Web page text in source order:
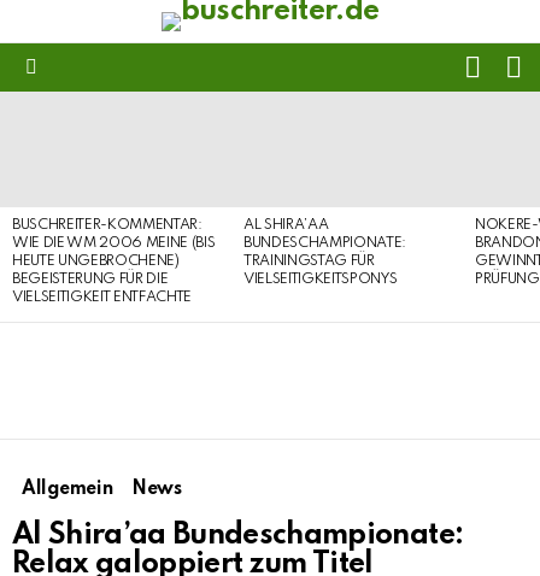
BUSCHREITER-KOMMENTAR:
WIE DIE WM 2006 MEINE (BIS
HEUTE UNGEBROCHENE)
BEGEISTERUNG FÜR DIE
VIELSEITIGKEIT ENTFACHTE
AL SHIRA’AA
BUNDESCHAMPIONATE:
TRAININGSTAG FÜR
VIELSEITIGKEITSPONYS
PRÜFUNG
Allgemein News
Al Shira’aa Bundeschampionate:
Relax galoppiert zum Titel